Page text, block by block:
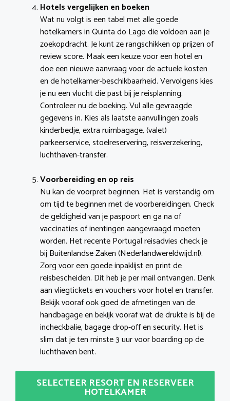
Hotels vergelijken en boeken
Wat nu volgt is een tabel met alle goede
hotelkamers in Quinta do Lago die voldoen aan je
zoekopdracht. Je kunt ze rangschikken op prijzen of
review score. Maak een keuze voor een hotel en
doe een nieuwe aanvraag voor de actuele kosten
en de hotelkamer-beschikbaarheid. Vervolgens kies
je nu een vlucht die past bij je reisplanning.
Controleer nu de boeking. Vul alle gevraagde
gegevens in. Kies als laatste aanvullingen zoals
kinderbedje, extra ruimbagage, (valet)
parkeerservice, stoelreservering, reisverzekering,
luchthaven-transfer.
Voorbereiding en op reis
Nu kan de voorpret beginnen. Het is verstandig om
om tijd te beginnen met de voorbereidingen. Check
de geldigheid van je paspoort en ga na of
vaccinaties of inentingen aangevraagd moeten
worden. Het recente Portugal reisadvies check je
bij Buitenlandse Zaken (Nederlandwereldwijd.nl).
Zorg voor een goede inpaklijst en print de
reisbescheiden. Dit heb je per mail ontvangen. Denk
aan vliegtickets en vouchers voor hotel en transfer.
Bekijk vooraf ook goed de afmetingen van de
handbagage en bekijk vooraf wat de drukte is bij de
incheckbalie, bagage drop-off en security. Het is
slim dat je ten minste 3 uur voor boarding op de
luchthaven bent.
SELECTEER RESORT EN RESERVEER
HOTELKAMER